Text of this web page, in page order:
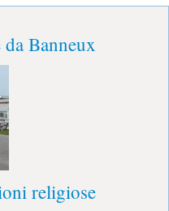
Banneux
religiose